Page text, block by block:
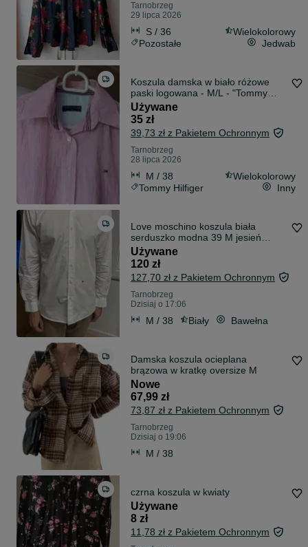
Tarnobrzeg
29 lipca 2026
S / 36
Wielokolorowy
Pozostałe
Jedwab
Koszula damska w biało różowe
paski logowana - M/L - "Tommy
Hilfiger".
Używane
35 zł
39,73 zł z Pakietem Ochronnym
Tarnobrzeg
28 lipca 2026
M / 38
Wielokolorowy
Tommy Hilfiger
Inny
Love moschino koszula biała
serduszko modna 39 M jesień
elegancka
Używane
120 zł
127,70 zł z Pakietem Ochronnym
Tarnobrzeg
Dzisiaj o 17:06
M / 38 Biały Bawełna
Damska koszula ocieplana
brązowa w kratkę oversize M
Nowe
67,99 zł
73,87 zł z Pakietem Ochronnym
Tarnobrzeg
Dzisiaj o 19:06
M / 38
czrna koszula w kwiaty
Używane
8 zł
11,78 zł z Pakietem Ochronnym